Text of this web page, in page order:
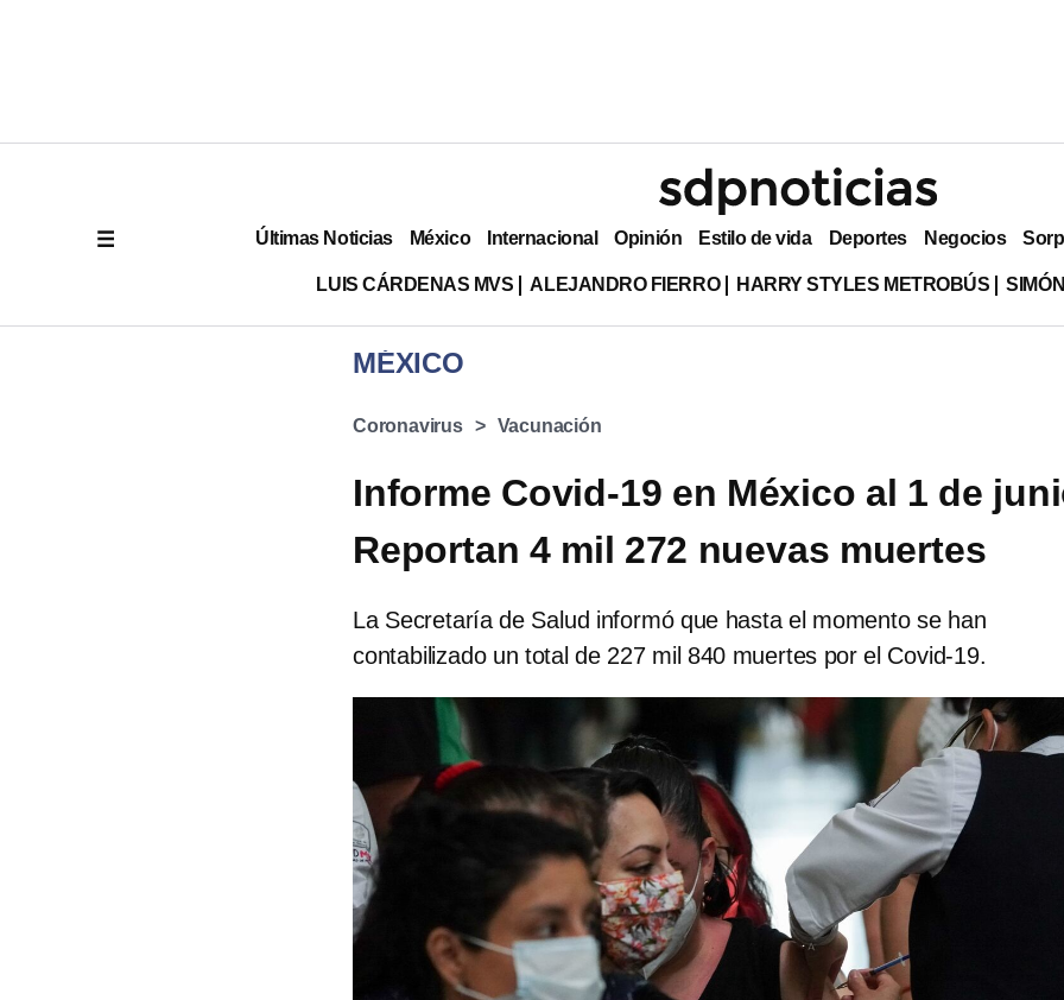
Últimas Noticias México Internacional Opinión Estilo de vida Deportes Negocios
LUIS CÁRDENAS MVS ALEJANDRO FIERRO HARRY STYLES METROBÚS
MÉXICO
Coronavirus Vacunación
Informe Covid-19 en México al 1 de
Reportan 4 mil 272 nuevas muertes
La Secretaría de Salud informó que hasta el momento se han
contabilizado un total de 227 mil 840 muertes por el Covid-19.